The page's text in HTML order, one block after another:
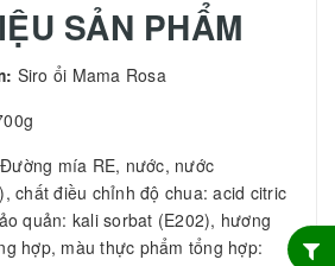
SẢN PHẨM
Siro ổi Mama Rosa
Đường mía RE, nước, nước
chất điều chỉnh độ chua: acid citric
quản: kali sorbat (E202), hương
hợp, màu thực phẩm tổng hợp: